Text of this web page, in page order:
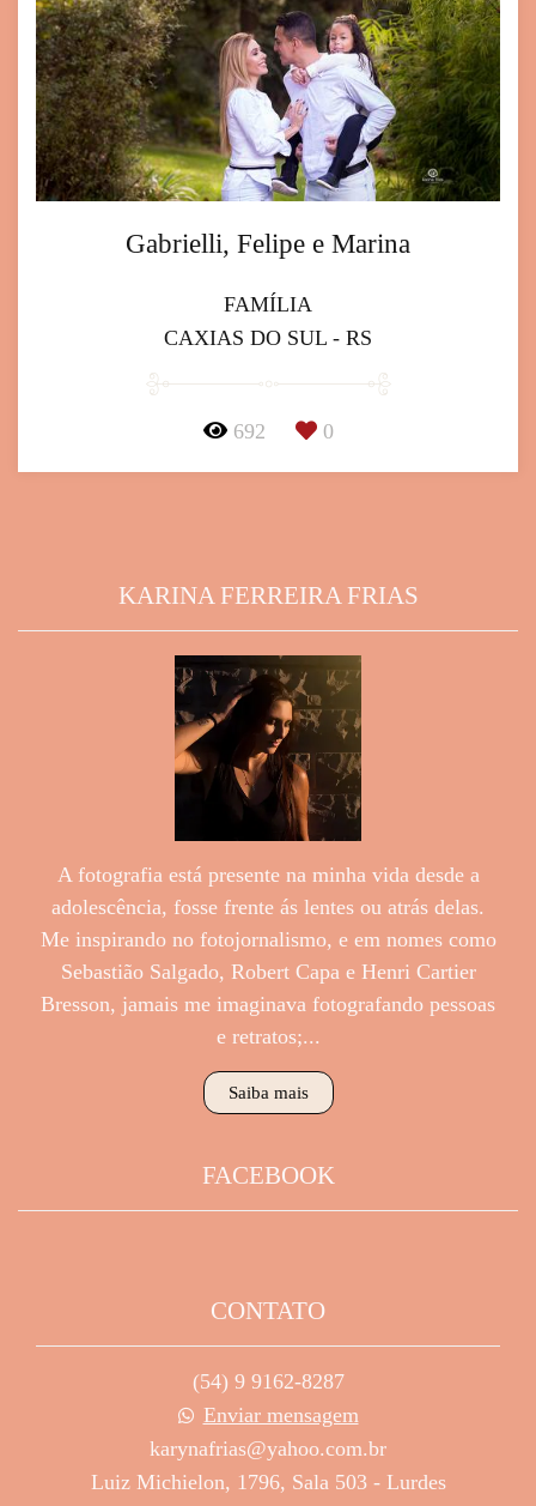
Gabrielli, Felipe e Marina
FAMÍLIA
CAXIAS DO SUL - RS
692 0
KARINA FERREIRA FRIAS
A fotografia está presente na minha vida desde a
adolescência, fosse frente ás lentes ou atrás delas.
Me inspirando no fotojornalismo, e em nomes como
Sebastião Salgado, Robert Capa e Henri Cartier
Bresson, jamais me imaginava fotografando pessoas
e retratos;...
Saiba mais
FACEBOOK
CONTATO
(54) 9 9162-8287
Enviar mensagem
karynafrias@yahoo.com.br
Luiz Michielon, 1796, Sala 503 - Lurdes